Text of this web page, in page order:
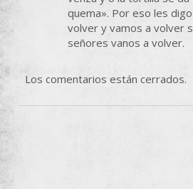
quema». Por eso les
volver y vamos a volver
señores vanos a volver.
Los comentarios están cerrados.